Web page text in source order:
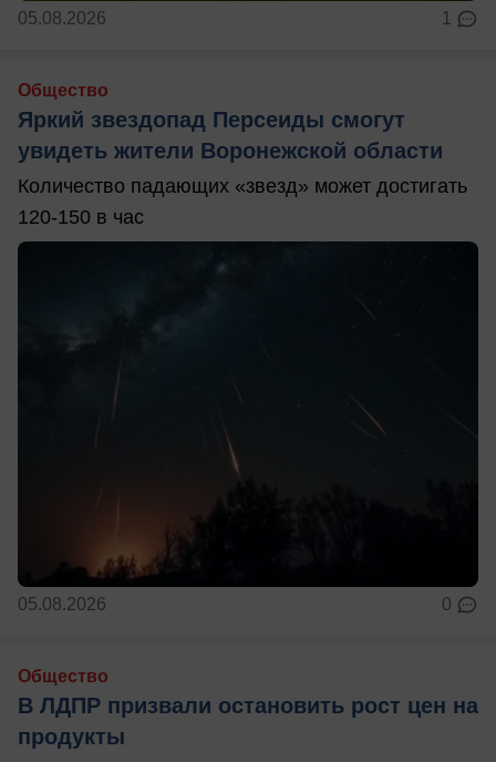
05.08.2026 1
Общество
Яркий звездопад Персеиды смогут
увидеть жители Воронежской области
Количество падающих «звезд» может достигать
120-150 в час
05.08.2026 0
Общество
В ЛДПР призвали остановить рост цен на
продукты